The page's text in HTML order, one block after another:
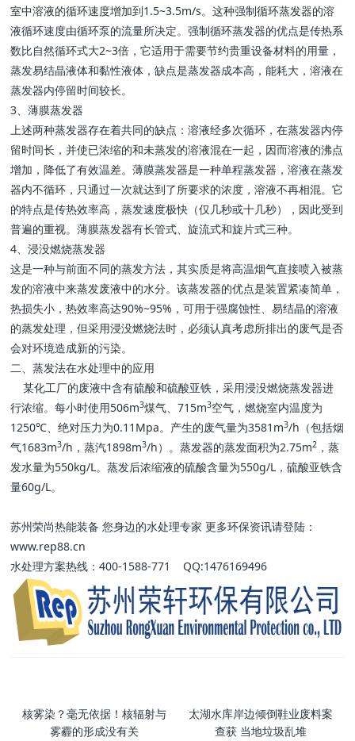
室中溶液的循环速度增加到1.5~3.5m/s。这种强制循环蒸发器的溶
液循环速度由循环泵的流量所决定。强制循环蒸发器的优点是传热系
数比自然循环式大2~3倍，它适用于需要节约贵重设备材料的用量，
蒸发易结晶液体和黏性液体，缺点是蒸发器成本高，能耗大，溶液在
蒸发器内停留时间较长。
3、薄膜蒸发器
上述两种蒸发器存在着共同的缺点：溶液经多次循环，在蒸发器内停
留时间长，并使已浓缩的和未蒸发的溶液混在一起，因而溶液的沸点
增加，降低了有效温差。薄膜蒸发器是一种单程蒸发器，溶液在蒸发
器内不循环，只通过一次就达到了所要求的浓度，溶液不再相混。它
的特点是传热效率高，蒸发速度极快（仅几秒或十几秒），因此受到
普遍的重视。薄膜蒸发器有长管式、旋流式和旋片式三种。
4、浸没燃烧蒸发器
这是一种与前面不同的蒸发方法，其实质是将高温烟气直接喷入被蒸
发的溶液中来蒸发废液中的水分。该蒸发器的优点是装置紧凑简单，
热损失小，热效率高达90%~95%，可用于强腐蚀性、易结晶的溶液
的蒸发处理，但采用浸没燃烧法时，必须认真考虑所排出的废气是否
会对环境造成新的污染。
二、蒸发法在水处理中的应用
某化工厂的废液中含有硫酸和硫酸亚铁，采用浸没燃烧蒸发器进
行浓缩。每小时使用506m3煤气、715m3空气，燃烧室内温度为
1250℃、绝对压力为0.11Mpa。产生的废气量为3581m3/h（包括烟
气1683m3/h，蒸汽1898m3/h）。蒸发器的蒸发面积为2.75m2 ，蒸
发水量为550kg/L。蒸发后浓缩液的硫酸含量为550g/L，硫酸亚铁含
量60g/L。
苏州荣尚热能装备 您身边的水处理专家 更多环保资讯请登陆：
www.rep88.cn
水处理方案热线：400-1588-771 QQ:1476169496
核雾染？毫无依据！核辐射与
雾霾的形成没有关
太湖水库岸边倾倒鞋业废料案
查获 当地垃圾乱堆